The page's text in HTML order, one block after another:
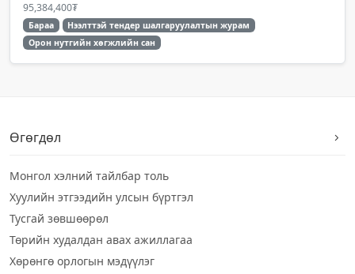
95,384,400₮
Бараа
Нээлттэй тендер шалгаруулалтын журам
Орон нутгийн хөгжлийн сан
Өгөгдөл
Монгол хэлний тайлбар толь
Хуулийн этгээдийн улсын бүртгэл
Тусгай зөвшөөрөл
Төрийн худалдан авах ажиллагаа
Хөрөнгө орлогын мэдүүлэг